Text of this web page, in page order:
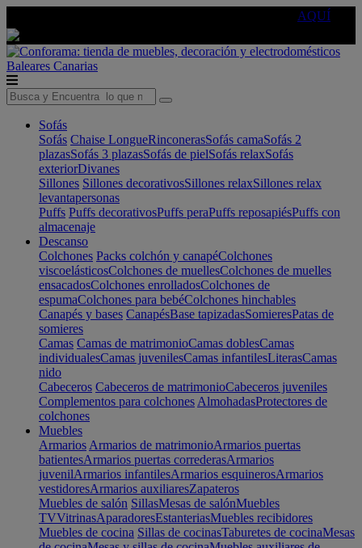
AQUÍ
Baleares Canarias
Sofás
Sofás Chaise LongueRinconerasSofás camaSofás 2
plazasSofás 3 plazasSofás de pielSofás relaxSofás
exteriorDivanes
Sillones Sillones decorativosSillones relaxSillones relax
levantapersonas
Puffs Puffs decorativosPuffs peraPuffs reposapiésPuffs con
almacenaje
Descanso
Colchones Packs colchón y canapéColchones
viscoelásticosColchones de muellesColchones de muelles
ensacadosColchones enrolladosColchones de
espumaColchones para bebéColchones hinchables
Canapés y bases CanapésBase tapizadasSomieresPatas de
somieres
Camas Camas de matrimonioCamas doblesCamas
individualesCamas juvenilesCamas infantilesLiterasCamas
nido
Cabeceros Cabeceros de matrimonioCabeceros juveniles
Complementos para colchones AlmohadasProtectores de
colchones
Muebles
Armarios Armarios de matrimonioArmarios puertas
batientesArmarios puertas correderasArmarios
juvenilArmarios infantilesArmarios esquinerosArmarios
vestidoresArmarios auxiliaresZapateros
Muebles de salón SillasMesas de salónMuebles
TVVitrinasAparadoresEstanteriasMuebles recibidores
Muebles de cocina Sillas de cocinasTaburetes de cocinaMesas